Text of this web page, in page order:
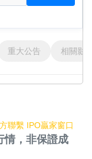
重大公告 相關影
聯繫 IPO贏家窗口
情，非保證成